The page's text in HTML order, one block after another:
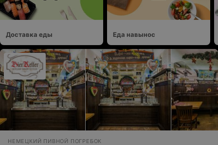
Доставка еды Еда навынос
НЕМЕЦКИЙ ПИВНОЙ ПОГРЕБОК